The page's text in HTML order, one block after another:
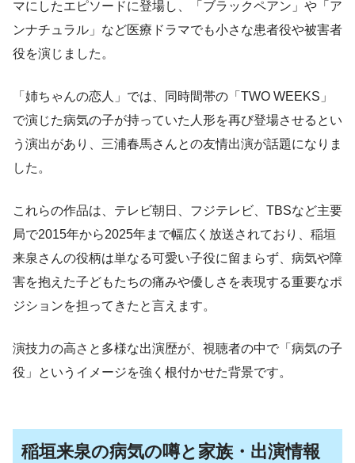
マにしたエピソードに登場し、「ブラックペアン」や「ア
ンナチュラル」など医療ドラマでも小さな患者役や被害者
役を演じました。
「姉ちゃんの恋人」では、同時間帯の「TWO WEEKS」
で演じた病気の子が持っていた人形を再び登場させるとい
う演出があり、三浦春馬さんとの友情出演が話題になりま
した。
これらの作品は、テレビ朝日、フジテレビ、TBSなど主要
局で2015年から2025年まで幅広く放送されており、稲垣
来泉さんの役柄は単なる可愛い子役に留まらず、病気や障
害を抱えた子どもたちの痛みや優しさを表現する重要なポ
ジションを担ってきたと言えます。
演技力の高さと多様な出演歴が、視聴者の中で「病気の子
役」というイメージを強く根付かせた背景です。
稲垣来泉の病気の噂と家族・出演情報